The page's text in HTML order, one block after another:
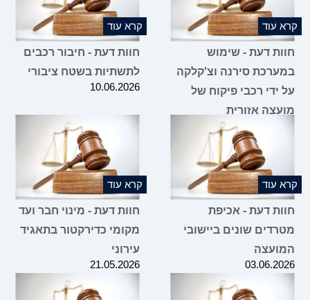
קרא עוד
חוות דעת - שימוש
במערכת סירנה וצ'קלקה
על ידי רכבי פיקוח של
מועצה אזורית
קרא עוד
חוות דעת - חיבור רכבים
לתשתיות בשטח ציבורי
10.06.2026
קרא עוד
חוות דעת - אכיפת
מטרדים שונים ביישובי
המועצה
03.06.2026
קרא עוד
חוות דעת - מינוי חבר ועד
מקומי כדירקטור בתאגיד
עירוני
21.05.2026